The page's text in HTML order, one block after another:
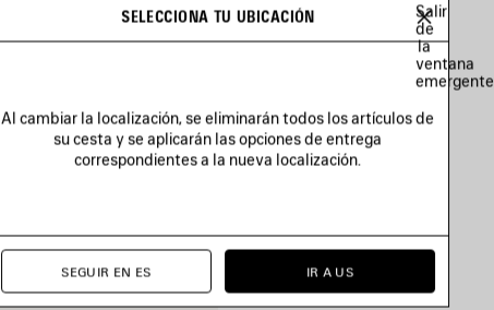
SELECCIONA TU UBICACIÓN
Salir
de
la
ventana
emergente
Al cambiar la localización, se eliminarán todos los artículos de
su cesta y se aplicarán las opciones de entrega
correspondientes a la nueva localización.
SEGUIR EN ES IR A US